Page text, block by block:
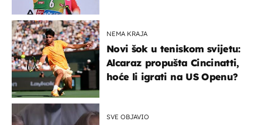
NEMA KRAJA
Novi šok u teniskom svijetu:
Alcaraz propušta Cincinatti,
hoće li igrati na US Openu?
SVE OBJAVIO